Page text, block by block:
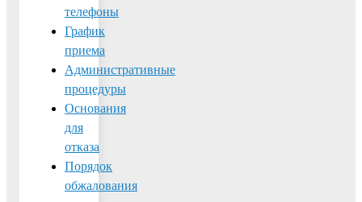
телефоны
График
приема
Административные
процедуры
Основания
для
отказа
Порядок
обжалования